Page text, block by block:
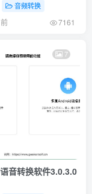
音频转换
7161
7
音转换软件3.0.3.0